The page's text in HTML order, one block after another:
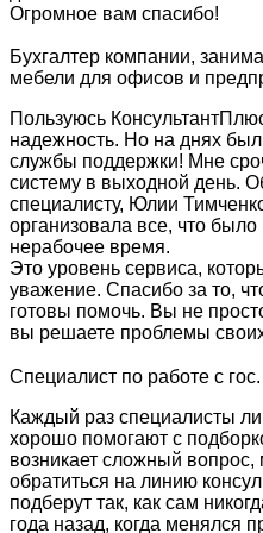
Огромное вам спасибо!
Бухгалтер компании,
мебели для офисов и
Пользуюсь
надежность. Но на днях
службы поддержки! Мне
систему в выходной день.
специалисту, Юлии
организовала все, что
нерабочее время.
Это уровень сервиса,
уважение. Спасибо за то,
готовы помочь. Вы не
вы решаете проблемы
Специалист по работе с
Каждый раз специалисты
хорошо помогают с
возникает сложный
обратиться на линию
подберут так, как сам
года назад, когда менялся